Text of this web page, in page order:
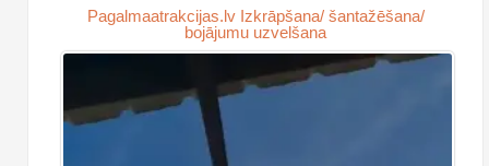
Pagalmaatrakcijas.lv Izkrāpšana/ šantažēšana/
bojājumu uzvelšana